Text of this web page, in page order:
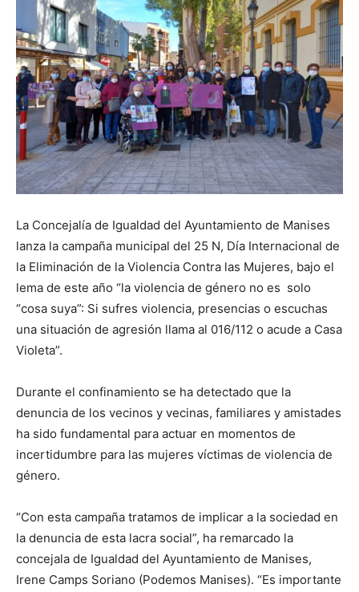
La Concejalía de Igualdad del Ayuntamiento de Manises
lanza la campaña municipal del 25 N, Día Internacional de
la Eliminación de la Violencia Contra las Mujeres, bajo el
lema de este año “la violencia de género no es solo
“cosa suya”: Si sufres violencia, presencias o escuchas
una situación de agresión llama al 016/112 o acude a Casa
Violeta”.
Durante el confinamiento se ha detectado que la
denuncia de los vecinos y vecinas, familiares y amistades
ha sido fundamental para actuar en momentos de
incertidumbre para las mujeres víctimas de violencia de
género.
“Con esta campaña tratamos de implicar a la sociedad en
la denuncia de esta lacra social”, ha remarcado la
concejala de Igualdad del Ayuntamiento de Manises,
Irene Camps Soriano (Podemos Manises). “Es importante